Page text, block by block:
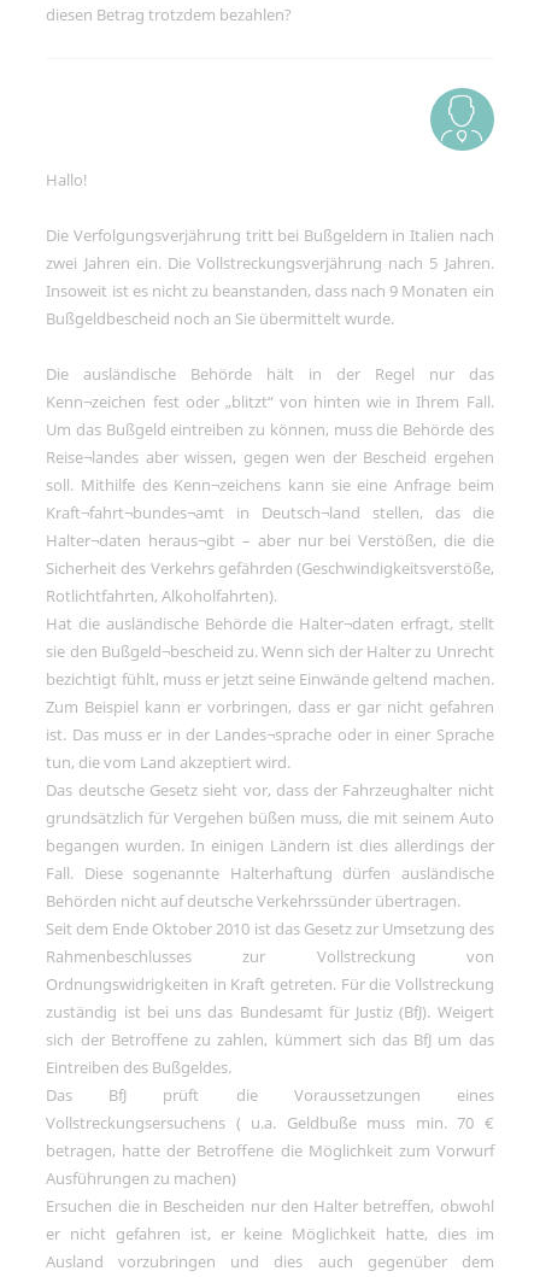
diesen Betrag trotzdem bezahlen?
Hallo!
Die Verfolgungsverjährung tritt bei Bußgeldern in Italien nach
zwei Jahren ein. Die Vollstreckungsverjährung nach 5 Jahren.
Insoweit ist es nicht zu beanstanden, dass nach 9 Monaten ein
Bußgeldbescheid noch an Sie übermittelt wurde.
Die ausländische Behörde hält in der Regel nur das
Kenn¬zeichen fest oder
blitzt
von hinten wie in Ihrem Fall.
Um das Bußgeld eintreiben zu können, muss die Behörde des
Reise¬landes aber wissen, gegen wen der Bescheid ergehen
soll. Mithilfe des Kenn¬zeichens kann sie eine Anfrage beim
Kraft¬fahrt¬bundes¬amt in Deutsch¬land stellen, das die
Halter¬daten heraus¬gibt – aber nur bei Verstößen, die die
Sicherheit des Verkehrs gefährden (Geschwindigkeitsverstöße,
Rotlichtfahrten, Alkoholfahrten).
Hat die ausländische Behörde die Halter¬daten erfragt, stellt
sie den Bußgeld¬bescheid zu. Wenn sich der Halter zu Unrecht
bezichtigt fühlt, muss er jetzt seine Einwände geltend machen.
Zum Beispiel kann er vorbringen, dass er gar nicht gefahren
ist. Das muss er in der Landes¬sprache oder in einer Sprache
tun, die vom Land akzeptiert wird.
Das deutsche Gesetz sieht vor, dass der Fahrzeughalter nicht
grundsätzlich für Vergehen büßen muss, die mit seinem Auto
begangen wurden. In einigen Ländern ist dies allerdings der
Fall. Diese sogenannte Halterhaftung dürfen ausländische
Behörden nicht auf deutsche Verkehrssünder übertragen.
Seit dem Ende Oktober 2010 ist das Gesetz zur Umsetzung des
Rahmenbeschlusses zur Vollstreckung von
Ordnungswidrigkeiten in Kraft getreten. Für die Vollstreckung
zuständig ist bei uns das Bundesamt für Justiz (BfJ). Weigert
sich der Betroffene zu zahlen, kümmert sich das BfJ um das
Eintreiben des Bußgeldes.
Das BfJ prüft die Voraussetzungen eines
Vollstreckungsersuchens ( u.a. Geldbuße muss min. 70 €
betragen, hatte der Betroffene die Möglichkeit zum Vorwurf
Ausführungen zu machen)
Ersuchen die in Bescheiden nur den Halter betreffen, obwohl
er nicht gefahren ist, er keine Möglichkeit hatte, dies im
Ausland vorzubringen und dies auch gegenüber dem